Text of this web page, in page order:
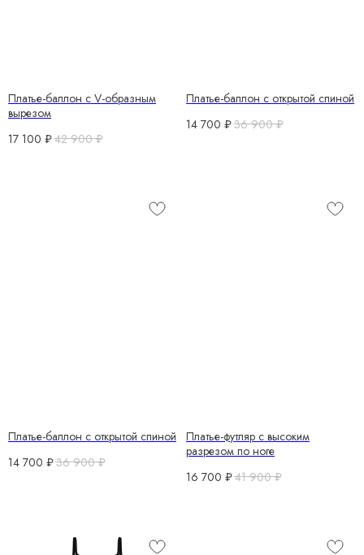
Платье-баллон с V-образным
вырезом
17 100 ₽42 900 ₽
Платье-баллон с открытой спиной
14 700 ₽36 900 ₽
Платье-баллон с открытой спиной
14 700 ₽36 900 ₽
Платье-футляр с высоким
разрезом по ноге
16 700 ₽41 900 ₽